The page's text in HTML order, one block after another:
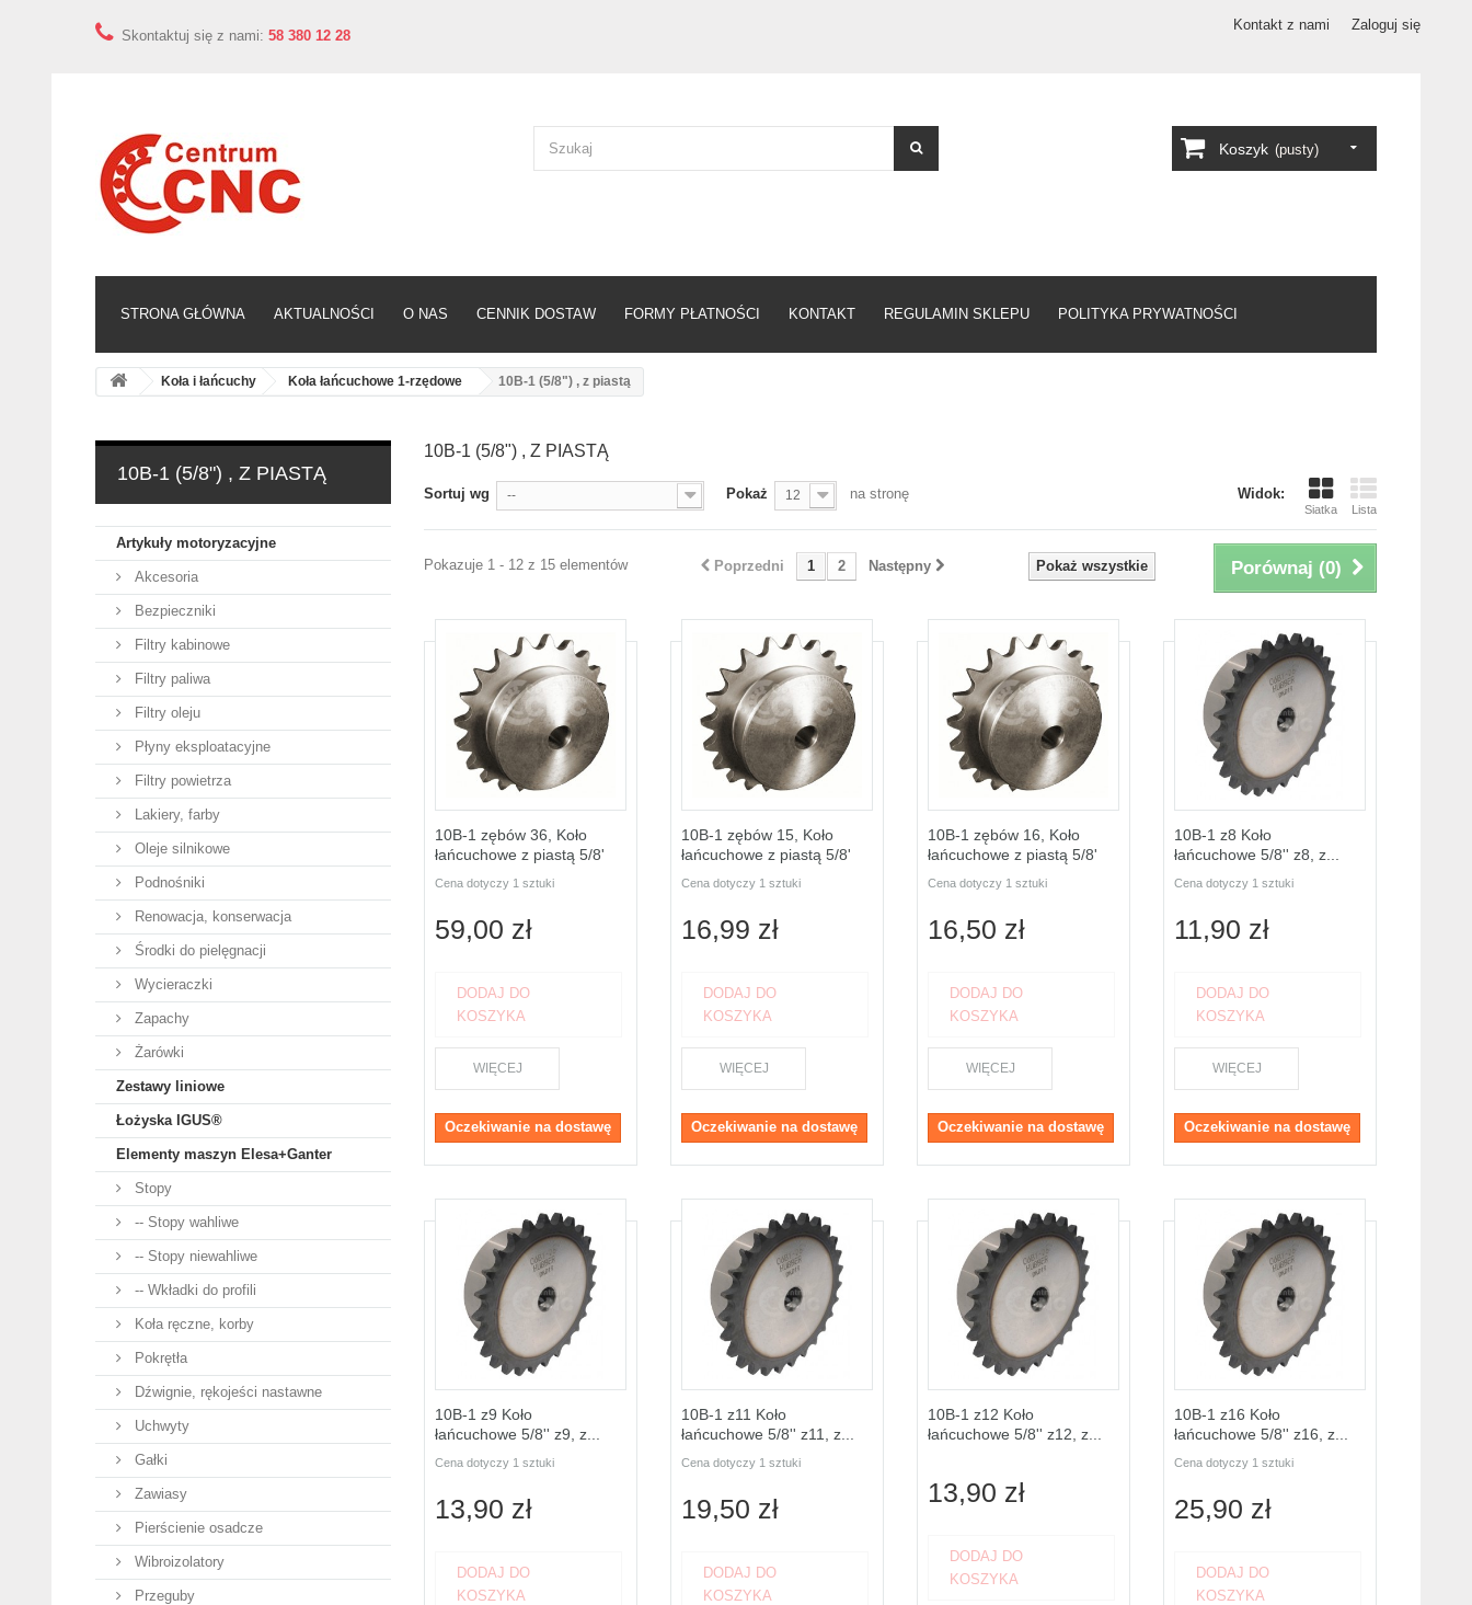
Zaloguj się
Kontakt z nami
Skontaktuj się z nami: 58 380 12 28
Koszyk (pusty)
STRONA GŁÓWNA AKTUALNOŚCI O NAS CENNIK DOSTAW FORMY PŁATNOŚCI KONTAKT REGULAMIN SKLEPU POLITYKA PRYWATNOŚCI
Koła i łańcuchy Koła łańcuchowe 1-rzędowe 10B-1 (5/8") , z piastą
10B-1 (5/8") , Z PIASTĄ
Artykuły motoryzacyjne
Akcesoria
Bezpieczniki
Filtry kabinowe
Filtry paliwa
Filtry oleju
Płyny eksploatacyjne
Filtry powietrza
Lakiery, farby
Oleje silnikowe
Podnośniki
Renowacja, konserwacja
Środki do pielęgnacji
Wycieraczki
Zapachy
Żarówki
Zestawy liniowe
Łożyska IGUS®
Elementy maszyn Elesa+Ganter
Stopy
-- Stopy wahliwe
-- Stopy niewahliwe
-- Wkładki do profili
Koła ręczne, korby
Pokrętła
Dźwignie, rękojeści nastawne
Uchwyty
Gałki
Zawiasy
Pierścienie osadcze
Wibroizolatory
Przeguby
10B-1 (5/8") , Z PIASTĄ
Widok:
Siatka Lista
Sortuj wg -- Pokaż 12 na stronę
Porównaj (0)
Pokaż wszystkie
Poprzedni 1 2 Następny
Pokazuje 1 - 12 z 15 elementów
10B-1 zębów 36, Koło
łańcuchowe z piastą 5/8'
Cena dotyczy 1 sztuki
59,00 zł
DODAJ DO
KOSZYKA
WIĘCEJ
Oczekiwanie na dostawę
10B-1 zębów 15, Koło
łańcuchowe z piastą 5/8'
Cena dotyczy 1 sztuki
16,99 zł
DODAJ DO
KOSZYKA
WIĘCEJ
Oczekiwanie na dostawę
10B-1 zębów 16, Koło
łańcuchowe z piastą 5/8'
Cena dotyczy 1 sztuki
16,50 zł
DODAJ DO
KOSZYKA
WIĘCEJ
Oczekiwanie na dostawę
10B-1 z8 Koło
łańcuchowe 5/8'' z8, z...
Cena dotyczy 1 sztuki
11,90 zł
DODAJ DO
KOSZYKA
WIĘCEJ
Oczekiwanie na dostawę
10B-1 z9 Koło
łańcuchowe 5/8'' z9, z...
Cena dotyczy 1 sztuki
13,90 zł
DODAJ DO
KOSZYKA
10B-1 z11 Koło
łańcuchowe 5/8'' z11, z...
Cena dotyczy 1 sztuki
19,50 zł
DODAJ DO
KOSZYKA
10B-1 z12 Koło
łańcuchowe 5/8'' z12, z...
13,90 zł
DODAJ DO
KOSZYKA
10B-1 z16 Koło
łańcuchowe 5/8'' z16, z...
Cena dotyczy 1 sztuki
25,90 zł
DODAJ DO
KOSZYKA